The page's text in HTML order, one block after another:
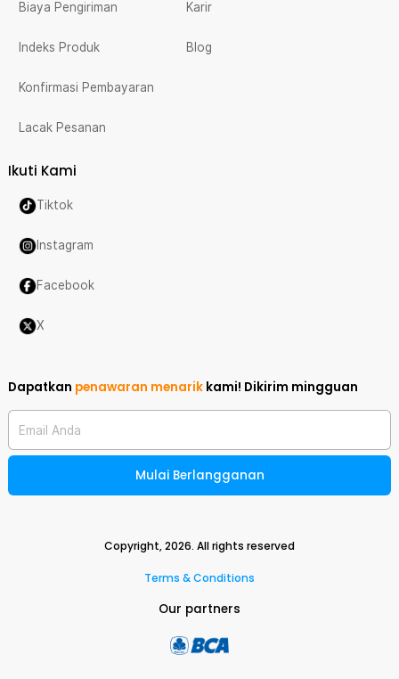
Biaya Pengiriman
Indeks Produk
Konfirmasi Pembayaran
Lacak Pesanan
Karir
Blog
Ikuti Kami
Tiktok
Instagram
Facebook
X
Dapatkan penawaran menarik kami! Dikirim mingguan
Email Anda
Mulai Berlangganan
Copyright,2026. All rights reserved
Terms & Conditions
Our partners